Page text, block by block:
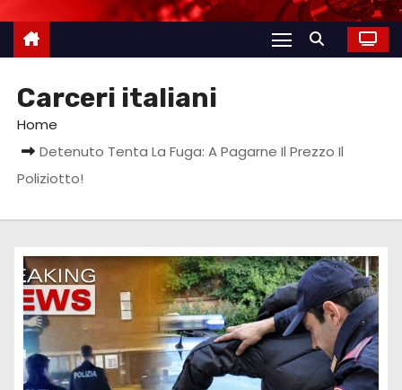
Carceri italiani
Home
Detenuto Tenta La Fuga: A Pagarne Il Prezzo Il
Poliziotto!